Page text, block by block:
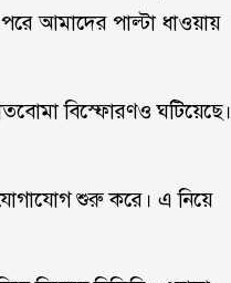
আমাদের পাল্টা ধাওয়ায়
বিস্ফোরণও ঘটিয়েছে।
যোগাযোগ শুরু করে। এ নিয়ে